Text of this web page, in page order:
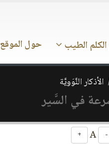
الطيب حول الموقع
الأذكار النَّوَويَّة
في السَّير
-
+